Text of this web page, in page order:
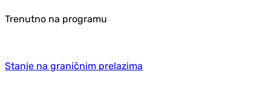
Trenutno na programu
Stanje na graničnim prelazima